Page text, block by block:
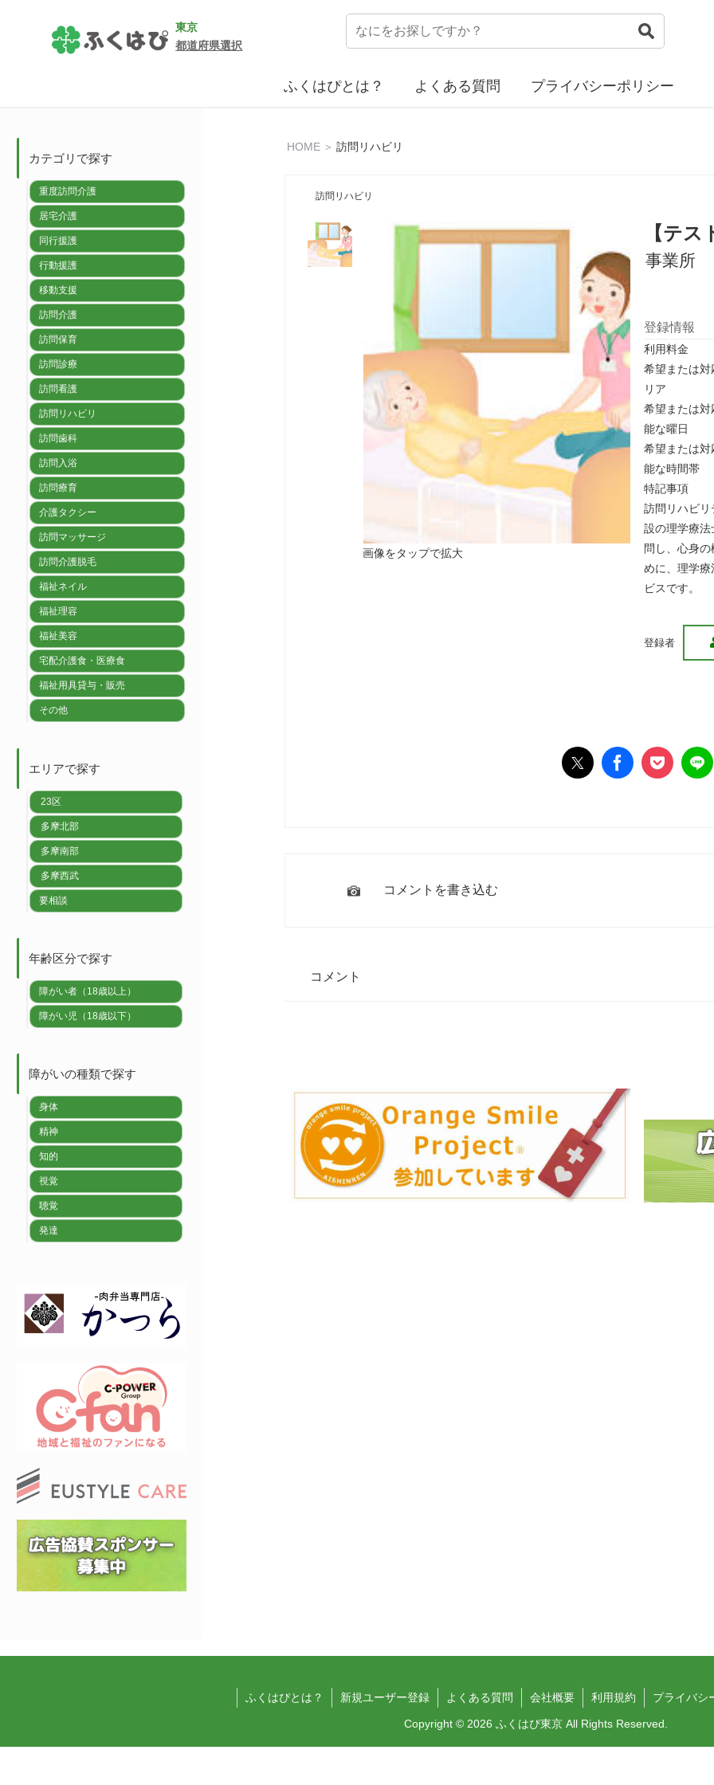
東京
都道府県選択
ふくはぴとは？ よくある質問 プライバシーポリシー
HOME ＞ 訪問リハビリ
訪問リハビリ
画像をタップで拡大
【テ
事業所
登録情報
利用料金
希望または対
リア
希望または対
能な曜日
希望または対
能な時間帯
特記事項
訪問リハビ
設の理学療
問し、心身
めに、理学
ビスです。
登録者
コメント
コメントを書き込む
カテゴリで探す
重度訪問介護
居宅介護
同行援護
行動援護
移動支援
訪問介護
訪問保育
訪問診療
訪問看護
訪問リハビリ
訪問歯科
訪問入浴
訪問療育
介護タクシー
訪問マッサージ
訪問介護脱毛
福祉ネイル
福祉理容
福祉美容
宅配介護食・医療食
福祉用具貸与・販売
その他
エリアで探す
23区
多摩北部
多摩南部
多摩西武
要相談
年齢区分で探す
障がい者（18歳以上）
障がい児（18歳以下）
障がいの種類で探す
身体
精神
知的
視覚
聴覚
発達
ふくはぴとは？ 新規ユーザー登録 よくある質問 会社概要 利用規約 プライバシ
Copyright © 2026 ふくはぴ東京 All Rights Reserved.